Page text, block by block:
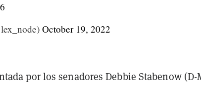
October 19, 2022
por los senadores Debbie Stabenow (D-